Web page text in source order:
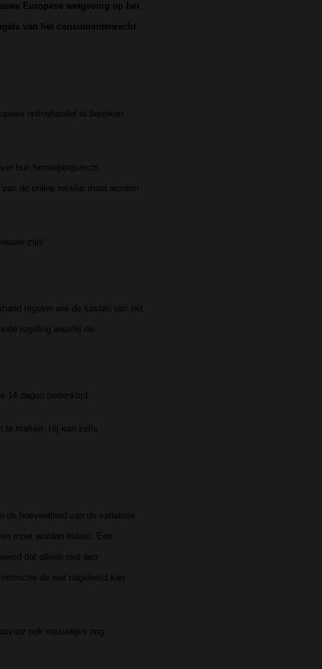
Europese wetgeving op het
van het consumentenrecht
onlinehandel te bereiken.
hun herroepingsrecht
de online retailer moet worden
zijn!
regelen wie de kosten van het
regeling waarbij de
dagen bedenktijd.
te maken. Hij kan zelfs
de hoeveelheid van de variabele
moet worden belast. Een
dat alleen met een
de wet nageleefd kan
ook nauwelijks nog